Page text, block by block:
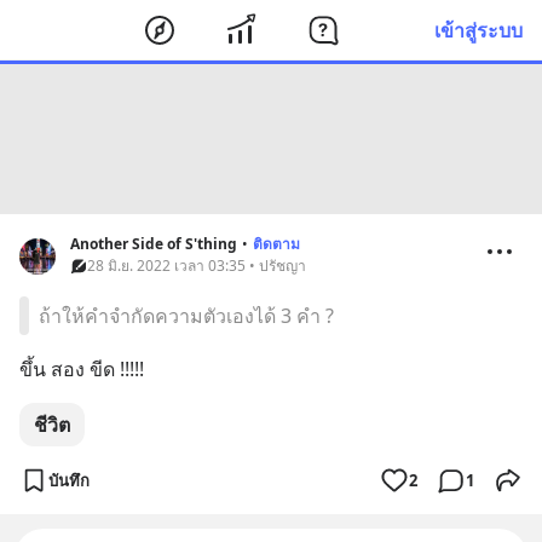
เข้าสู่ระบบ
Another Side of S'thing • ติดตาม
28 มิ.ย. 2022 เวลา 03:35 • ปรัชญา
ถ้าให้คำจำกัดความตัวเองได้ 3 คำ ?
ขึ้น สอง ขีด !!!!!
ชีวิต
บันทึก 2 1